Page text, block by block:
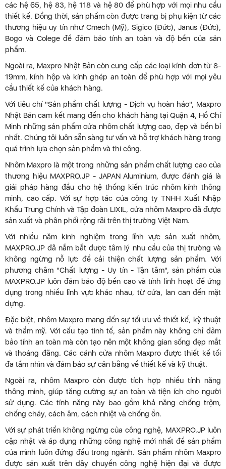
các hệ 65, hệ 83, hệ 118 và hệ 80 để phù hợp với mọi nhu cầu
thiết kế. Đồng thời, sản phẩm còn được trang bị phụ kiện từ các
thương hiệu uy tín như Cmech (Mỹ), Sigico (Đức), Janus (Đức),
Bogo và Colege để đảm bảo tính an toàn và độ bền của sản
phẩm.
Ngoài ra, Maxpro Nhật Bản còn cung cấp các loại kính đơn từ 8-
19mm, kính hộp và kính ghép an toàn để phù hợp với mọi yêu
cầu thiết kế của khách hàng.
Với tiêu chí "Sản phẩm chất lượng - Dịch vụ hoàn hảo", Maxpro
Nhật Bản cam kết mang đến cho khách hàng tại Quận 4, Hồ Chí
Minh những sản phẩm cửa nhôm chất lượng cao, đẹp và bền bỉ
nhất. Chúng tôi luôn sẵn sàng tư vấn và hỗ trợ khách hàng trong
quá trình lựa chọn sản phẩm và thi công.
Nhôm Maxpro là một trong những sản phẩm chất lượng cao của
thương hiệu MAXPRO.JP - JAPAN Aluminium, được đánh giá là
giải pháp hàng đầu cho hệ thống kiến trúc nhôm kính thông
minh, cao cấp. Với sự hợp tác của công ty TNHH Xuất Nhập
Khẩu Trung Chính và Tập đoàn LIXIL, cửa nhôm Maxpro đã được
sản xuất và phân phối rộng rãi trên thị trường Việt Nam.
Với nhiều năm kinh nghiệm trong lĩnh vực sản xuất nhôm,
MAXPRO.JP đã nắm bắt được tâm lý nhu cầu của thị trường và
không ngừng nỗ lực để cải thiện chất lượng sản phẩm. Với
phương châm "Chất lượng - Uy tín - Tận tâm", sản phẩm của
MAXPRO.JP luôn đảm bảo độ bền cao và tính linh hoạt để ứng
dụng trong nhiều lĩnh vực khác nhau, từ cửa, lan can đến mặt
dựng.
Đặc biệt, nhôm Maxpro mang đến sự tối ưu về thiết kế, kỹ thuật
và thẩm mỹ. Với cấu tạo tinh tế, sản phẩm này không chỉ đảm
bảo tính an toàn mà còn tạo nên một không gian sống đẹp mắt
và thoáng đãng. Các cánh cửa nhôm Maxpro được thiết kế tối
đa tầm nhìn và đảm bảo sự cân bằng về thiết kế và kỹ thuật.
Ngoài ra, nhôm Maxpro còn được tích hợp nhiều tính năng
thông minh, giúp tăng cường sự an toàn và tiện ích cho người
sử dụng. Các tính năng này bao gồm khả năng chống trộm,
chống cháy, cách âm, cách nhiệt và chống ồn.
Với sự phát triển không ngừng của công nghệ, MAXPRO.JP luôn
cập nhật và áp dụng những công nghệ mới nhất để sản phẩm
của mình luôn đứng đầu trong ngành. Sản phẩm nhôm Maxpro
được sản xuất trên dây chuyền công nghệ hiện đại và được